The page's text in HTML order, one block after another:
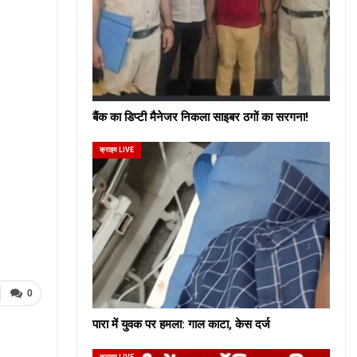
0
बैंक का डिप्टी मैनेजर निकला साइबर ठगों का सरगना!
क्राइम LIVE
पारा में युवक पर हमला: गाल काटा, केस दर्ज